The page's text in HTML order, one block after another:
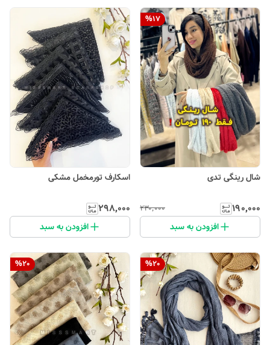
%17
شال رینگی تدی
۱۹۰٬۰۰۰ ۲۳۰٬۰۰۰
افزودن به سبد
اسکارف تورمخمل مشکی
۲۹۸٬۰۰۰
افزودن به سبد
%20
%20